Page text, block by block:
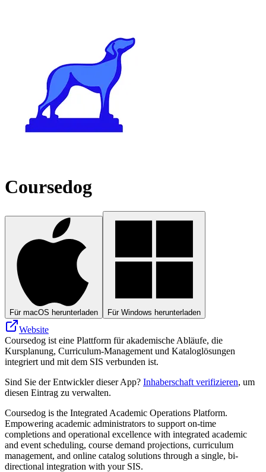
Coursedog
Für macOS herunterladen Für Windows herunterladen
Website
Coursedog ist eine Plattform für akademische Abläufe, die
Kursplanung, Curriculum-Management und Kataloglösungen
integriert und mit dem SIS verbunden ist.
Sind Sie der Entwickler dieser App? Inhaberschaft verifizieren, um
diesen Eintrag zu verwalten.
Coursedog is the Integrated Academic Operations Platform.
Empowering academic administrators to support on-time
completions and operational excellence with integrated academic
and event scheduling, course demand projections, curriculum
management, and online catalog solutions through a single, bi-
directional integration with your SIS.